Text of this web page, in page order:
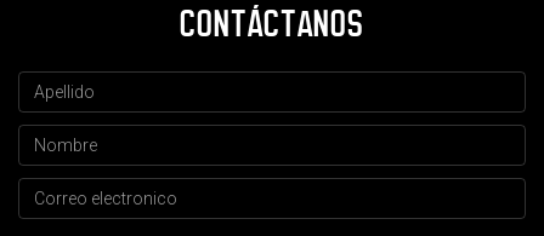
CONTÁCTANOS